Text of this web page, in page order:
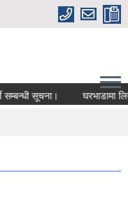
सूचना। घरभाडामा